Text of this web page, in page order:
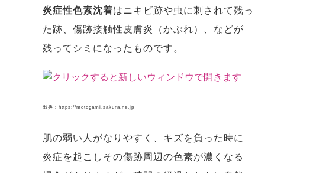
炎症性色素沈着はニキビ跡や虫に刺されて残っ
た跡、傷跡接触性皮膚炎（かぶれ）、などが
残ってシミになったものです。
出典：https://motogami.sakura.ne.jp
肌の弱い人がなりやすく、キズを負った時に
炎症を起こしその傷跡周辺の色素が濃くなる